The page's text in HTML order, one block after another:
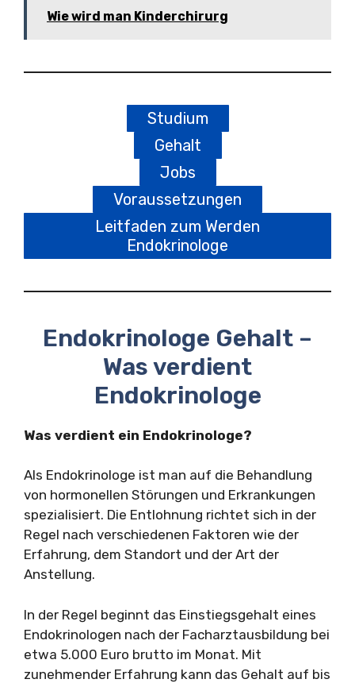
Wie wird man Kinderchirurg
Studium
Gehalt
Jobs
Voraussetzungen
Leitfaden zum Werden
Endokrinologe
Endokrinologe Gehalt –
Was verdient
Endokrinologe
Was verdient ein Endokrinologe?
Als Endokrinologe ist man auf die Behandlung
von hormonellen Störungen und Erkrankungen
spezialisiert. Die Entlohnung richtet sich in der
Regel nach verschiedenen Faktoren wie der
Erfahrung, dem Standort und der Art der
Anstellung.
In der Regel beginnt das Einstiegsgehalt eines
Endokrinologen nach der Facharztausbildung bei
etwa 5.000 Euro brutto im Monat. Mit
zunehmender Erfahrung kann das Gehalt auf bis